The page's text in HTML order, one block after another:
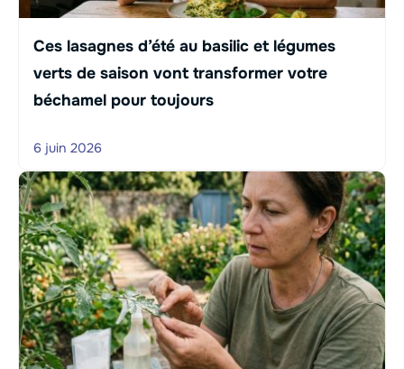
Ces lasagnes d’été au basilic et légumes
verts de saison vont transformer votre
béchamel pour toujours
6 juin 2026